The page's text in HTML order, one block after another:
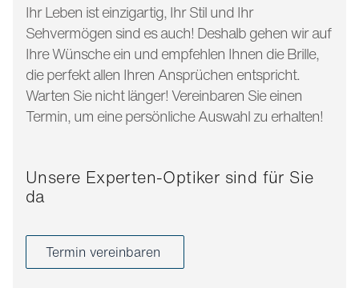
Ihr Leben ist einzigartig, Ihr Stil und Ihr
Sehvermögen sind es auch! Deshalb gehen wir auf
Ihre Wünsche ein und empfehlen Ihnen die Brille,
die perfekt allen Ihren Ansprüchen entspricht.
Warten Sie nicht länger! Vereinbaren Sie einen
Termin, um eine persönliche Auswahl zu erhalten!
Unsere Experten-Optiker sind für Sie
da
Termin vereinbaren